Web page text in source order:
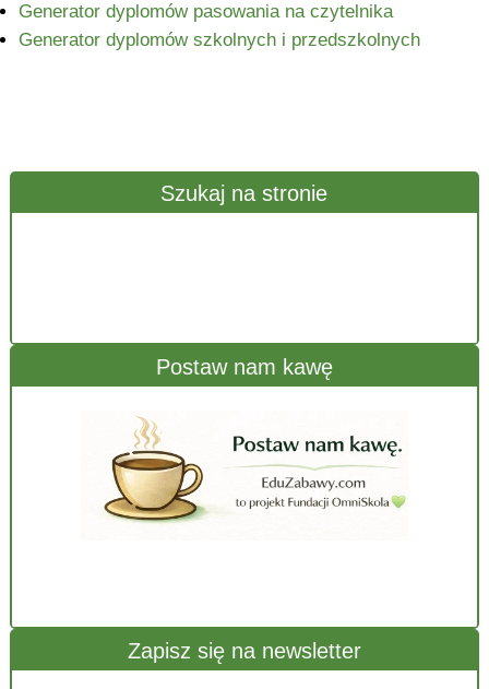
Szukaj na stronie
Postaw nam kawę
Zapisz się na newsletter
Generator dyplomów pasowania na czytelnika
Generator dyplomów szkolnych i przedszkolnych